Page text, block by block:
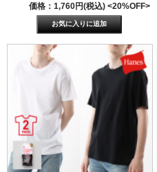
価格：1,760円(税込) <20%OFF>